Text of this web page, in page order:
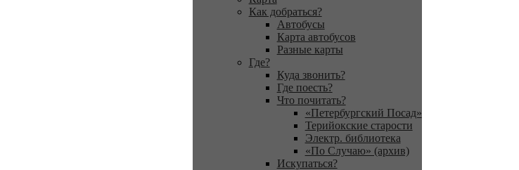
Как добраться?
Автобусы
Карта автобусов
Разные карты
Где?
Куда звонить?
Где поесть?
Что почитать?
«Петербургский Посад»
Терийокские старости
Электр. библиотека
«По Случаю» (архив)
Искупаться?